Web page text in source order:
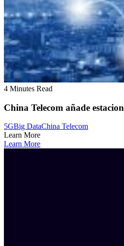
4 Minutes Read
China Telecom añade
5GBig DataChina Telecom
Learn More
Learn More